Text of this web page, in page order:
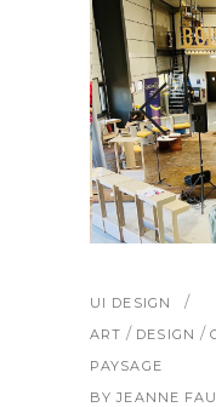
UI DESIGN
ART / DESIGN /
PAYSAGE
BYJEANNE